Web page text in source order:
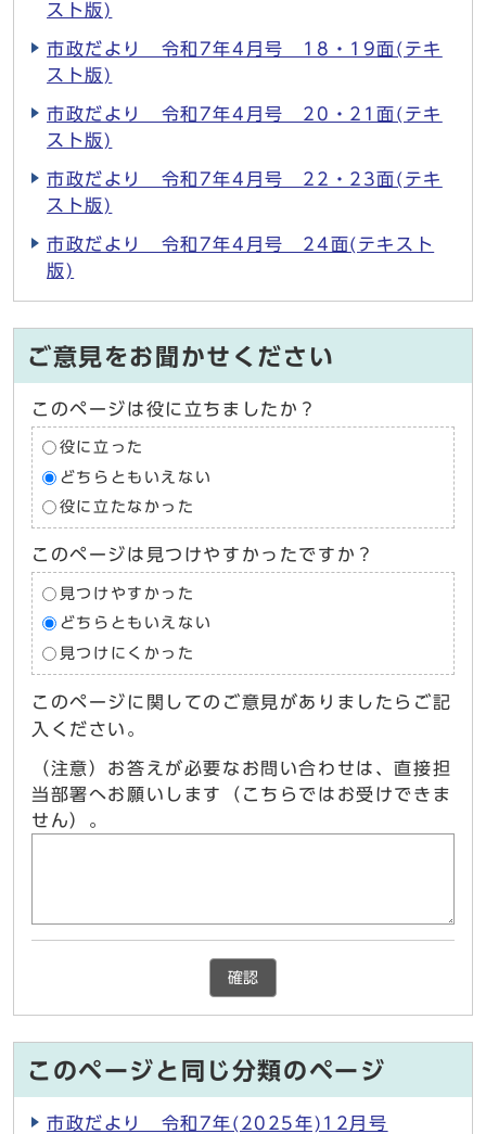
スト版)
市政だより 令和7年4月号 18・19面(テキ
スト版)
市政だより 令和7年4月号 20・21面(テキ
スト版)
市政だより 令和7年4月号 22・23面(テキ
スト版)
市政だより 令和7年4月号 24面(テキスト
版)
ご意見をお聞かせください
このページは役に立ちましたか？
役に立った
どちらともいえない
役に立たなかった
このページは見つけやすかったですか？
見つけやすかった
どちらともいえない
見つけにくかった
このページに関してのご意見がありましたらご記
入ください。
（注意）お答えが必要なお問い合わせは、直接担
当部署へお願いします（こちらではお受けできま
せん）。
確認
このページと同じ分類のページ
市政だより 令和7年(2025年)12月号